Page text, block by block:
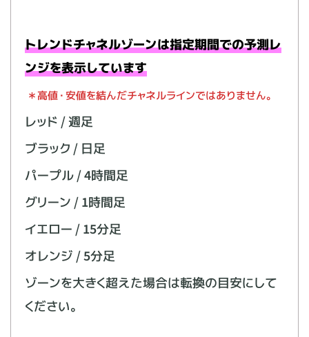
トレンドチャネルゾーンは指定期間での予測レ
ンジを表示しています
＊高値・安値を結んだチャネルラインではありません。
レッド / 週足
ブラック / 日足
パープル / 4時間足
グリーン / 1時間足
イエロー / 15分足
オレンジ / 5分足
ゾーンを大きく超えた場合は転換の目安にして
ください。